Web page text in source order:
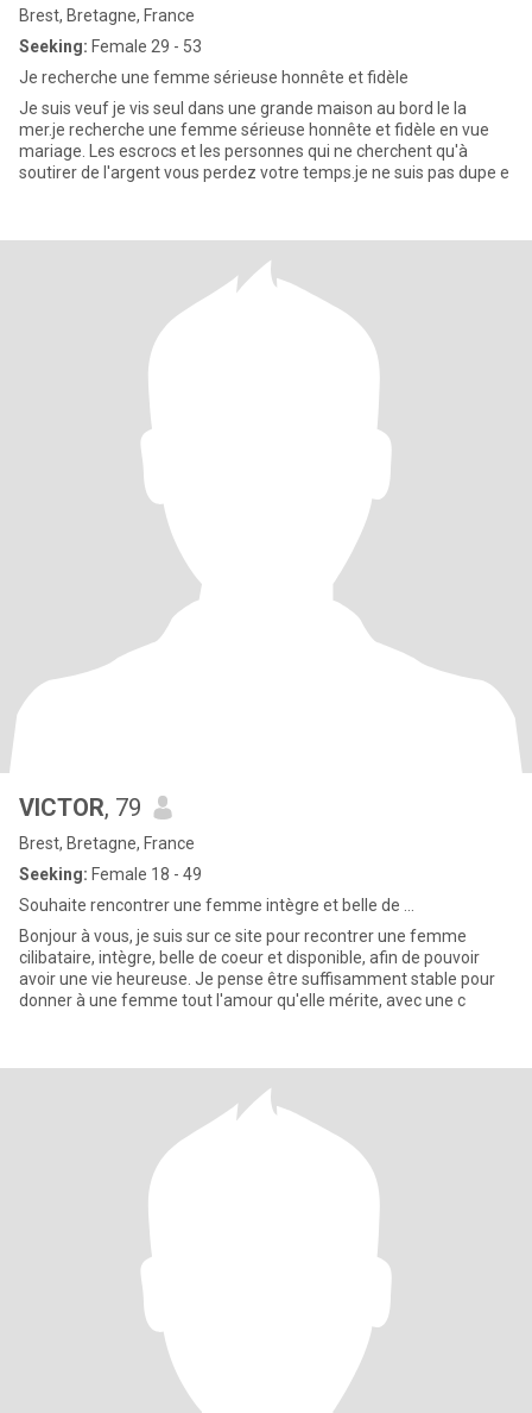
Brest, Bretagne, France
Seeking: Female 29 - 53
Je recherche une femme sérieuse honnête et fidèle
Je suis veuf je vis seul dans une grande maison au bord le la
mer.je recherche une femme sérieuse honnête et fidèle en vue
mariage. Les escrocs et les personnes qui ne cherchent qu'à
soutirer de l'argent vous perdez votre temps.je ne suis pas dupe e
VICTOR, 79
Brest, Bretagne, France
Seeking: Female 18 - 49
Souhaite rencontrer une femme intègre et belle de ...
Bonjour à vous, je suis sur ce site pour recontrer une femme
cilibataire, intègre, belle de coeur et disponible, afin de pouvoir
avoir une vie heureuse. Je pense être suffisamment stable pour
donner à une femme tout l'amour qu'elle mérite, avec une c